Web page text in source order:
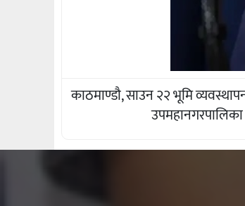
काठमाण्डौ, साउन २२ भूमि